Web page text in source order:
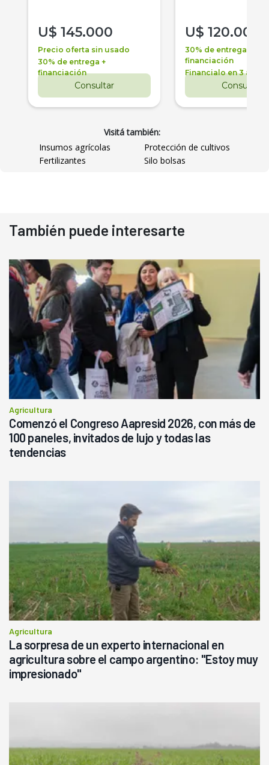
U$ 145.000
Precio oferta sin usado
30% de entrega +
financiación
Consultar
U$ 120.000
30% de entrega +
financiación
Financialo en 3 años
Consultar
Visitá también:
Insumos agrícolas
Protección de cultivos
Fertilizantes
Silo bolsas
También puede interesarte
Agricultura
Comenzó el Congreso Aapresid 2026, con más de
100 paneles, invitados de lujo y todas las
tendencias
Agricultura
La sorpresa de un experto internacional en
agricultura sobre el campo argentino: "Estoy muy
impresionado"